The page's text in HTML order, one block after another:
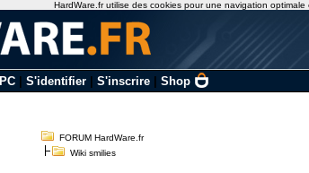
PC| S'identifier| S'inscrire| Shop
FORUM HardWare.fr
Wiki smilies
HardWare.fr utilise des cookies pour une navigation